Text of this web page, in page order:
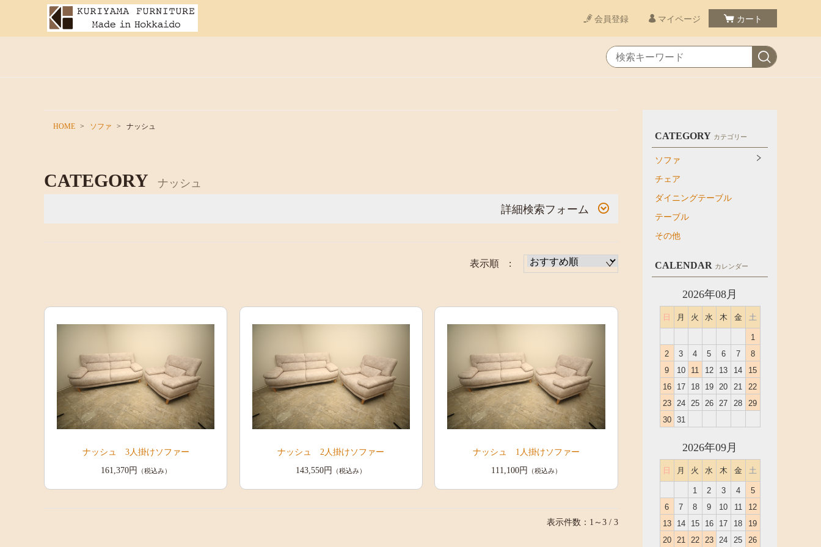
会員登録 マイページ カート
HOME ソファ ナッシュ
CATEGORY ナッシュ
詳細検索フォーム
表示順 :
ナッシュ 3人掛けソファー
161,370円
（税込み）
ナッシュ 2人掛けソファー
143,550円
（税込み）
ナッシュ 1人掛けソファー
111,100円
（税込み）
表示件数：1～3 / 3
CATEGORY カテゴリー
ソファ
チェア
ダイニングテーブル
テーブル
その他
CALENDAR カレンダー
2026年08月
日 月 火 水 木 金 土
1
2
3 4 5 6 7
8
9
10 11 12 13 14
15
16
17 18 19 20 21
22
23
24 25 26 27 28
29
30
31
2026年09月
日 月 火 水 木 金 土
1 2 3 4
5
6
7 8 9 10 11
12
13
14 15 16 17 18
19
20
21 22 23 24 25 26